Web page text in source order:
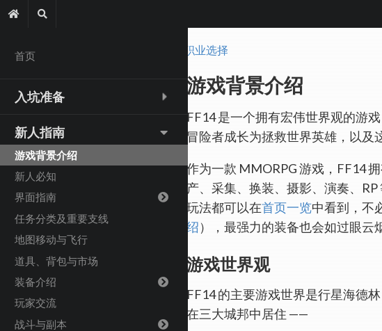
职业选择
游戏背景介绍
FF14 是一个拥有宏伟世界观的游
冒险者成长为拯救世界英雄，以及
作为一款 MMORPG 游戏，FF14
产、采集、换装、摄影、演奏、
玩法都可以在首页一览中看到，不
绍），最强力的装备也会如过眼云
游戏世界观
FF14 的主要游戏世界是行星海德
在三大城邦中居住 ——
首页
入坑准备
新人指南
游戏背景介绍
新人必知
界面指南
任务分类及重要支线
地图移动与飞行
道具、背包与市场
装备介绍
玩家交流
战斗与副本